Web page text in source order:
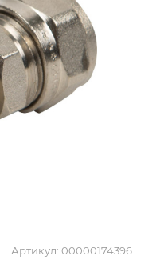
Артикул: 00000174396